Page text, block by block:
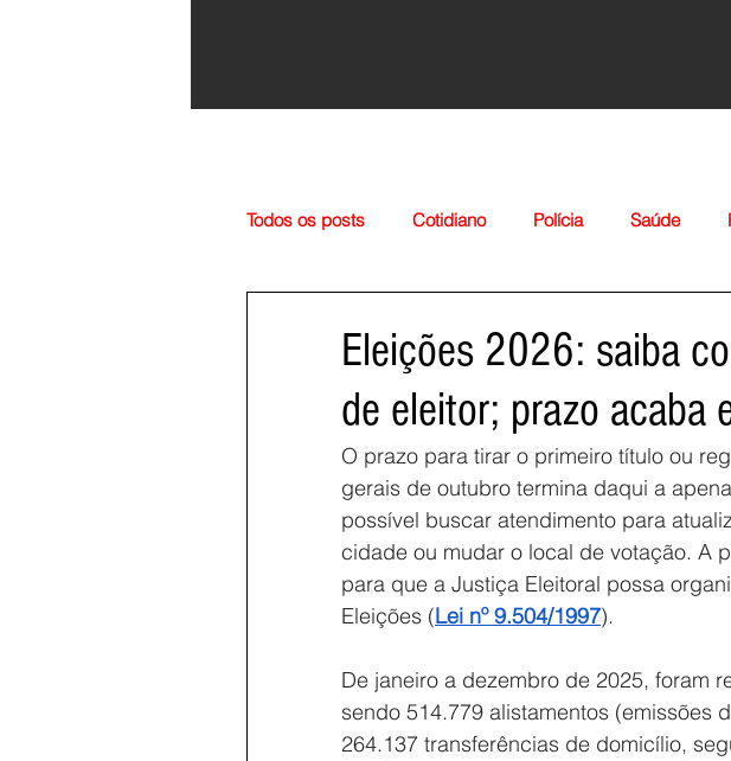
Voltar
Todos os posts Cotidiano Polícia Saúde
Eleições 2026: saiba
de eleitor; prazo acaba
O prazo para tirar o primeiro título ou
gerais de outubro termina daqui a
possível buscar atendimento para
cidade ou mudar o local de votação. A
para que a Justiça Eleitoral possa
Eleições (Lei nº 9.504/1997).
De janeiro a dezembro de 2025, foram
sendo 514.779 alistamentos (emissões
264.137 transferências de domicílio,